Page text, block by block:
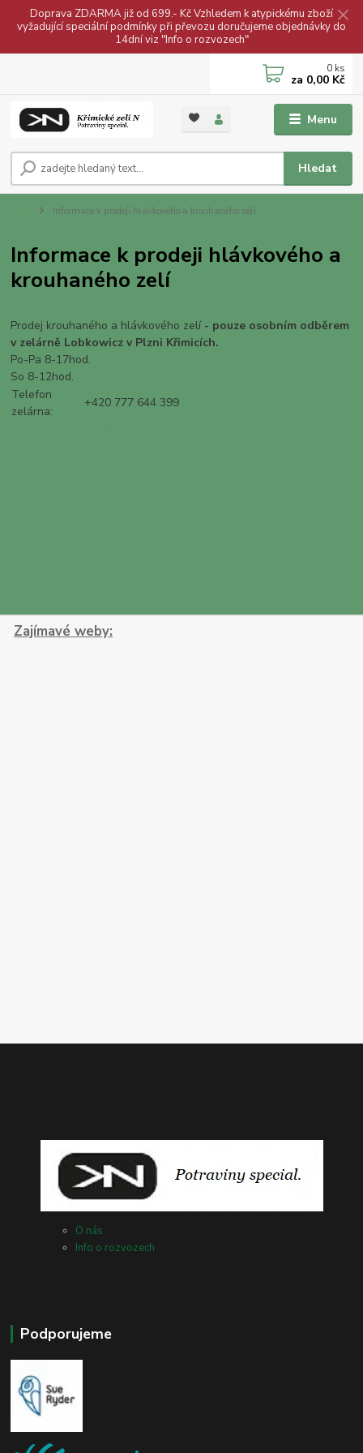
Doprava ZDARMA již od 699.- Kč Vzhledem k atypickému zboží
vyžadující speciální podmínky při převozu doručujeme objednávky do
14dní viz "Info o rozvozech"
Menu
Hledat
0 ks
za 0,00 Kč
Informace k prodeji hlávkového a krouhaného zelí
Informace k prodeji hlávkového a
krouhaného zelí
Prodej krouhaného a hlávkového zelí - pouze osobním odběrem
v zelárně Lobkowicz v Plzni Křimicích.
Po-Pa 8-17hod.
So 8-12hod.
Telefon
zelárna:
+420 777 644 399
Zajímavé weby:
O nás
Info o rozvozech
Podporujeme